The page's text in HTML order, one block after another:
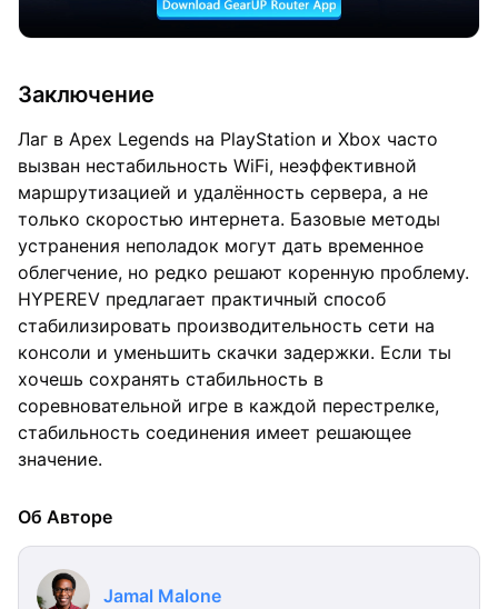
Заключение
Лаг в Apex Legends на PlayStation и Xbox часто
вызван нестабильность WiFi, неэффективной
маршрутизацией и удалённость сервера, а не
только скоростью интернета. Базовые методы
устранения неполадок могут дать временное
облегчение, но редко решают коренную проблему.
HYPEREV предлагает практичный способ
стабилизировать производительность сети на
консоли и уменьшить скачки задержки. Если ты
хочешь сохранять стабильность в
соревновательной игре в каждой перестрелке,
стабильность соединения имеет решающее
значение.
Об Авторе
Jamal Malone